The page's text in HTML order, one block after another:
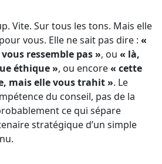
Vite. Sur tous les tons. Mais elle
vous. Elle ne sait pas dire : «
ressemble pas », ou « là,
éthique », ou encore« cette
mais elle vous trahit ». Le
du conseil, pas de la
ce qui sépare
stratégique d’un simple